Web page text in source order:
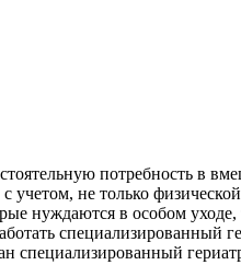
потребность в
не только
нуждаются в особом
специализированный